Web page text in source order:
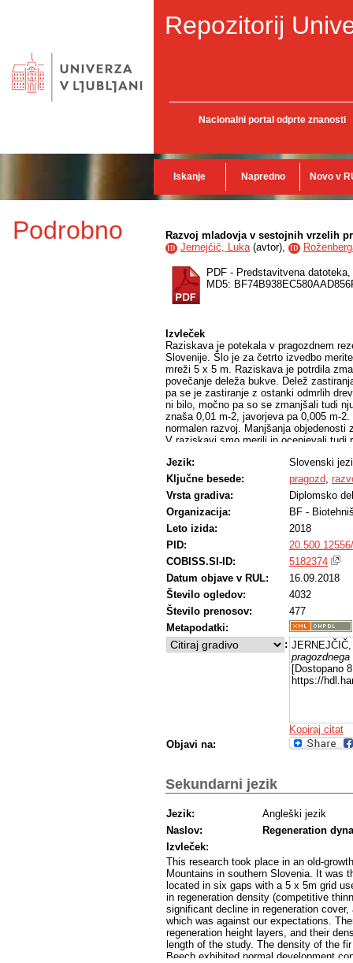
Repozitorij
Nacionalni portal odprte znanosti
Iskanje Napredno Novo v
Podrobno Razvoj mladovja v sestojnih vrzelih
ID Jernejčič, Luka(avtor), ID
PDF - Predstavitvena datoteka,
MD5:
Izvleček
Raziskava je potekala v pragozdnem
Slovenije. Šlo je za četrto izvedbo
mreži 5 x 5 m. Raziskava je potrdila
povečanje deleža bukve. Delež
pa se je zastiranje z ostanki odmrlih
ni bilo, močno pa so se zmanjšali tudi
znaša 0,01 m-2, javorjeva pa 0,005 m-
normalen razvoj. Manjšanja
V raziskavi smo merili in ocenjevali tudi
sta deleža rogovilaste in metlaste
nekoliko upadel, delež plagiotropne
naprej narašča.
Jezik:
Slovenski
Ključne besede:
pragozd,
Vrsta gradiva:
Diplomsko
Organizacija:
BF -
Leto izida:
2018
PID:
COBISS.SI-ID:
5182374
Datum objave v RUL:
16.09.2018
Število ogledov:
4032
Število prenosov:
477
Metapodatki:
:
[Dostopano
https://
Kopiraj citat
Objavi na:
Sekundarni jezik
Jezik:
Angleški jezik
Naslov:
Regeneration
Izvleček:
This research took place in an old-
Mountains in southern Slovenia. It was
located in six gaps with a 5 x 5m grid
in regeneration density (competitive
significant decline in regeneration
which was against our expectations.
regeneration height layers, and their
length of the study. The density of the
Beech exhibited normal development